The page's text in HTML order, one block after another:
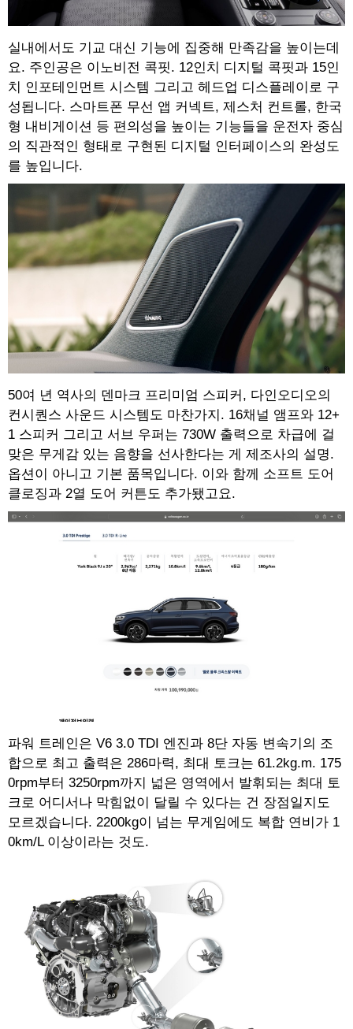
실내에서도 기교 대신 기능에 집중해 만족감을 높이는데
요. 주인공은 이노비전 콕핏. 12인치 디지털 콕핏과 15인
치 인포테인먼트 시스템 그리고 헤드업 디스플레이로 구
성됩니다. 스마트폰 무선 앱 커넥트, 제스처 컨트롤, 한국
형 내비게이션 등 편의성을 높이는 기능들을 운전자 중심
의 직관적인 형태로 구현된 디지털 인터페이스의 완성도
를 높입니다.
50여 년 역사의 덴마크 프리미엄 스피커, 다인오디오의
컨시퀀스 사운드 시스템도 마찬가지. 16채널 앰프와 12+
1 스피커 그리고 서브 우퍼는 730W 출력으로 차급에 걸
맞은 무게감 있는 음향을 선사한다는 게 제조사의 설명.
옵션이 아니고 기본 품목입니다. 이와 함께 소프트 도어
클로징과 2열 도어 커튼도 추가됐고요.
파워 트레인은 V6 3.0 TDI 엔진과 8단 자동 변속기의 조
합으로 최고 출력은 286마력, 최대 토크는 61.2kg.m. 175
0rpm부터 3250rpm까지 넓은 영역에서 발휘되는 최대 토
크로 어디서나 막힘없이 달릴 수 있다는 건 장점일지도
모르겠습니다. 2200kg이 넘는 무게임에도 복합 연비가 1
0km/L 이상이라는 것도.